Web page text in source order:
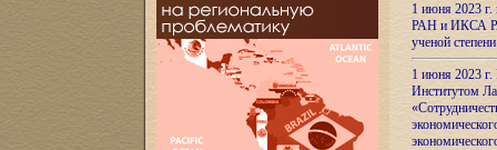
1 июня 2023
РАН и ИКСА
ученой
1 июня 2023
Институтом